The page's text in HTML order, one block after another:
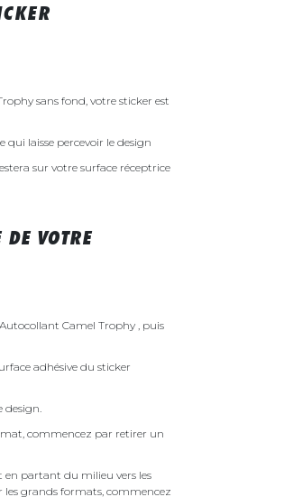
sans fond, votre sticker est
qui laisse percevoir le design
sur votre surface réceptrice
VOTRE
Camel Trophy , puis
adhésive du sticker
design.
commencez par retirer un
en partant du milieu vers les
les grands formats, commencez